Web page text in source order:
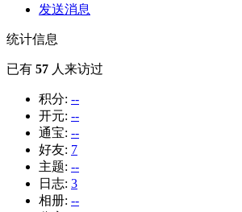
发送消息
统计信息
已有 57 人来访过
积分: --
开元: --
通宝: --
好友: 7
主题: --
日志: 3
相册: --